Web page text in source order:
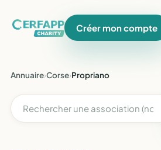
Créer mon compte
Annuaire›Corse›Propriano